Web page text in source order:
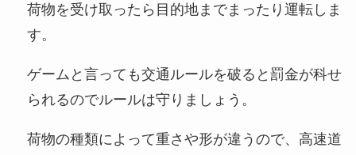
荷物を受け取ったら目的地までまったり運転しま
す。
ゲームと言っても交通ルールを破ると罰金が科せ
られるのでルールは守りましょう。
荷物の種類によって重さや形が違うので、高速道